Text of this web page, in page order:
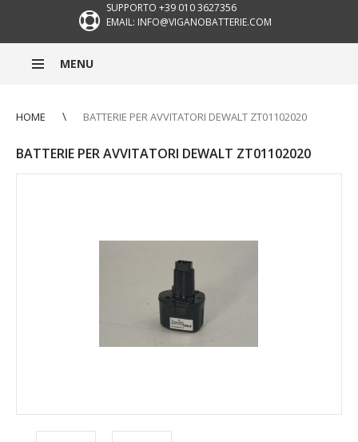
SUPPORTO +39 010 3627356
EMAIL: INFO@VIGANOBATTERIE.COM
MENU
HOME BATTERIE PER AVVITATORI DEWALT ZT01102020
BATTERIE PER AVVITATORI DEWALT ZT01102020